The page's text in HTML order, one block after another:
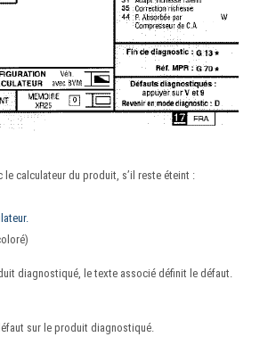
calculateur du produit, s’il reste éteint :
diagnostiqué, le texte associé définit le défaut.
sur le produit diagnostiqué.